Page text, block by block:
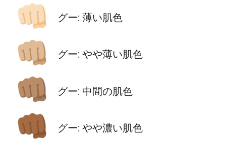
👊🏻 グー: 薄い肌色
👊🏼 グー: やや薄い肌色
👊🏽 グー: 中間の肌色
👊🏾 グー: やや濃い肌色